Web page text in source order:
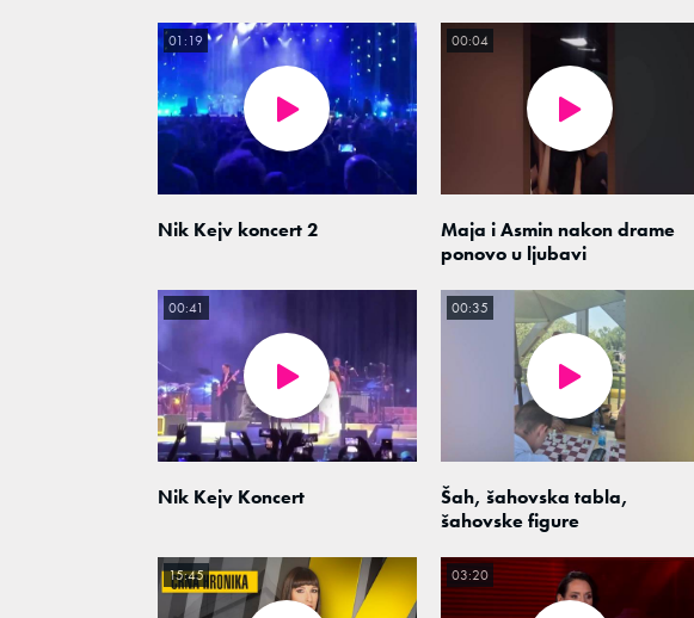
Nik Kejv koncert 2
01:19
Maja i Asmin nakon drame
ponovo u ljubavi
00:04
Nik Kejv Koncert
00:41
Šah, šahovska tabla,
šahovske figure
00:35
15:45 03:20